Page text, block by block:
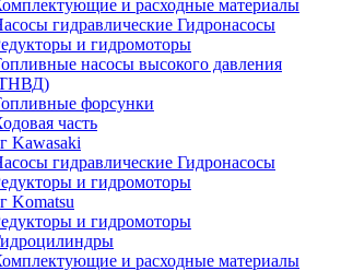
и расходные материалы
гидравлические Гидронасосы
и гидромоторы
насосы высокого давления
форсунки
часть
Kawasaki
гидравлические Гидронасосы
и гидромоторы
Komatsu
и гидромоторы
и расходные материалы